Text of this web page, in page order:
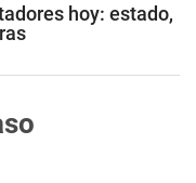
hoy: estado,